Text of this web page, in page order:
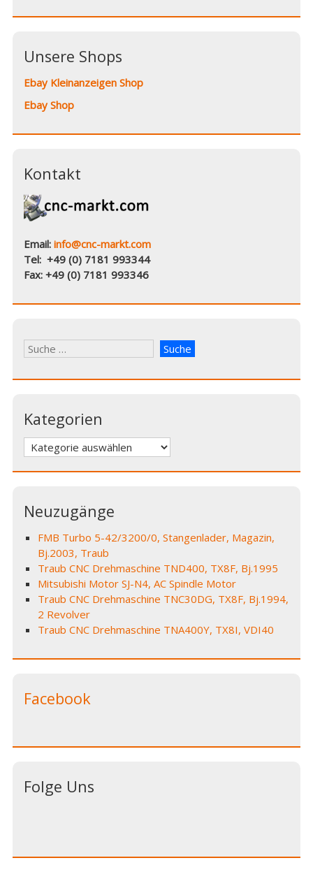
Unsere Shops
Ebay Kleinanzeigen Shop
Ebay Shop
Kontakt
Email:info@cnc-markt.com
Tel: +49 (0) 7181 993344
Fax: +49 (0) 7181 993346
Kategorien
Kategorien
Neuzugänge
FMB Turbo 5-42/3200/0, Stangenlader, Magazin,
Bj.2003, Traub
Traub CNC Drehmaschine TND400, TX8F, Bj.1995
Mitsubishi Motor SJ-N4, AC Spindle Motor
Traub CNC Drehmaschine TNC30DG, TX8F, Bj.1994,
2 Revolver
Traub CNC Drehmaschine TNA400Y, TX8I, VDI40
Facebook
Folge Uns